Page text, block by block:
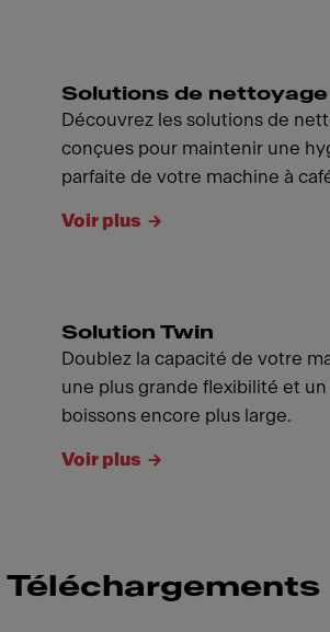
Solutions de nettoyage
Découvrez les solutions de
conçues pour maintenir une
parfaite de votre machine à
Voir plus
Solution Twin
Doublez la capacité de votre
une plus grande flexibilité et un
boissons encore plus large.
Voir plus
Téléchargements